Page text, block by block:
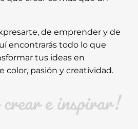
de emprender y de
encontrarás todo lo que
tus ideas en
color, pasión y creatividad.